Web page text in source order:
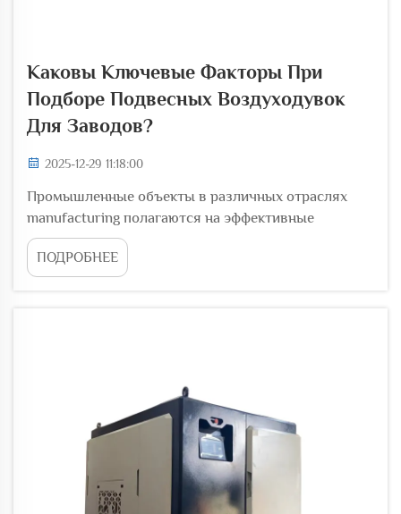
Каковы Ключевые Факторы При
Подборе Подвесных Воздуходувок
Для Заводов?
2025-12-29 11:18:00
Промышленные объекты в различных отраслях
manufacturing полагаются на эффективные
системы обработки воздуха для поддержания
оптимальных условий эксплуатации. Когда
фабрикам нужны надежные решения вентиляции,
ПОДРОБНЕЕ